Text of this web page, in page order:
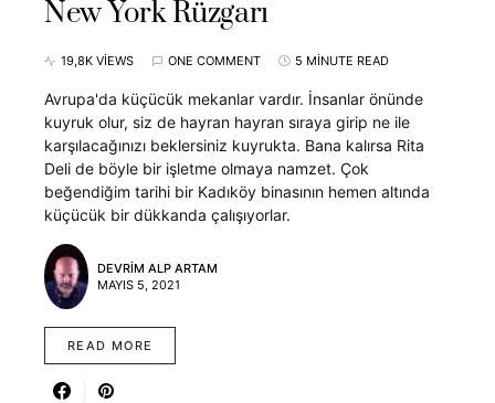
New York Rüzgarı
19,8K VIEWS ONE COMMENT 5 MINUTE READ
Avrupa'da küçücük mekanlar vardır. İnsanlar önünde
kuyruk olur, siz de hayran hayran sıraya girip ne ile
karşılacağınızı beklersiniz kuyrukta. Bana kalırsa Rita
Deli de böyle bir işletme olmaya namzet. Çok
beğendiğim tarihi bir Kadıköy binasının hemen altında
küçücük bir dükkanda çalışıyorlar.
DEVRIM ALP ARTAM
MAYIS 5, 2021
READ MORE